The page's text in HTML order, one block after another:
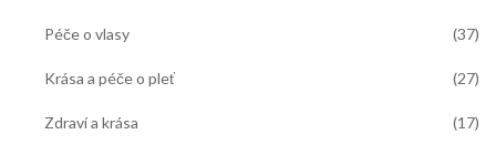
Péče o vlasy (37)
Krása a péče o pleť (27)
Zdraví a krása (17)